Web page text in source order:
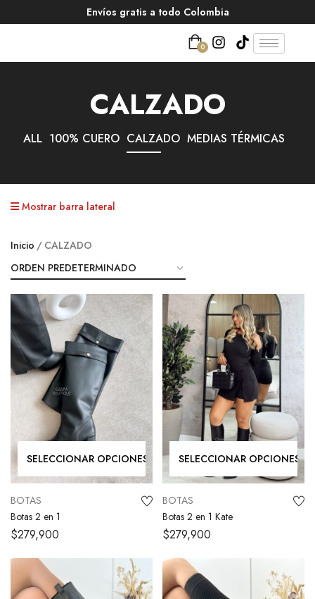
Envíos gratis a todo Colombia
0
CALZADO
ALL 100% CUERO CALZADO MEDIAS TÉRMICAS
Mostrar barra lateral
Inicio CALZADO
SELECCIONAR OPCIONES
BOTAS
Botas 2 en 1
$279,900
SELECCIONAR OPCIONES
BOTAS
Botas 2 en 1 Kate
$279,900